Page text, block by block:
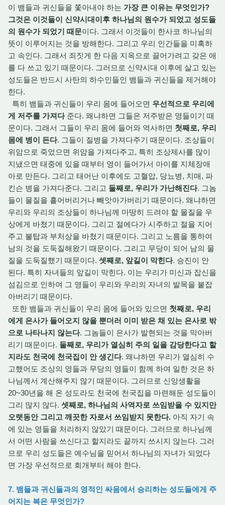
이 뱀들과 귀신들을 쫓아내야 하는 가장 큰 이유는 무엇인가?
그것은 이것들이 신약시대이후 하나님의 원수가 되었고 성도들
의 원수가 되었기 때문이다. 그래서 이것들이 한사코 하나님의
뜻이 이루어지는 것을 방해한다. 그리고 우리 인간들을 미혹하
고 속인다. 그래서 죄짓게 한 다음 지옥으로 끌어가려고 갖은 애
를 다 쓰고 있기 때문이다. 그러므로 신약시대 이후에 살고 있는
성도들은 반드시 사탄의 하수인들인 뱀들과 귀신들을 제거해야
한다.
특히 뱀들과 귀신들이 우리 몸에 들어오면 우선적으로 우리에
게 저주를 가져다준다. 왜냐하면 그들은 저주받은 영들이기 때
문이다. 그래서 그들이 우리 몸에 들어와 역사하면 첫째로, 우리
몸에 병이 든다. 그들이 질병을 가져다주기 때문이다. 조상들이
위암으로 죽었으면 위암을 가져다주고, 특히 조상제사를 많이
지냈으면 태중에 있을 때부터 영이 들어가서 아이를 지체장애
아로 만든다. 그리고 태어난 이후에도 고혈압, 당뇨병, 치매, 파
킨슨 병을 가져다준다. 그리고 둘째로, 우리가 가난해진다. 그놈
들이 물질을 흩어버리거나 빼앗아가버리기 때문이다. 왜냐하면
우리와 우리의 조상들이 하나님께 마땅히 드려야 할 물질을 우
상에게 바쳤기 때문이다. 그리고 절에다가 시주하고 절을 지어
주고 불탑과 부처상을 바쳤기 때문이다. 그리고 노름을 통하여
남의 것을 도둑질해왔기 때문이다. 그리고 무당이 되어 남의 물
질을 도둑질했기 때문이다. 셋째로, 앞길이 막힌다. 승진이 안
된다. 특히 자녀들의 앞길이 막힌다. 이는 우리가 미신과 잡신을
섬김으로 인하여 그 영들이 우리와 우리의 자녀의 발목을 붙잡
아버리기 때문이다.
또한 뱀들과 귀신들이 우리 몸에 들어와 있으면 첫째로, 우리
에게 은사가 들어오지 않을 뿐더러 이미 받은 채 있는 은사로 밖
으로 나타나지 않는다. 그놈들이 은사가 발현되는 것을 막아버
리기 때문이다. 둘째로, 우리가 열심히 주의 일을 감당한다고 할
지라도 천국에 천국집이 안 생긴다. 왜냐하면 우리가 열심히 수
고했어도 조상의 영들과 무당의 영들이 함께 하여 일한 것은 하
나님께서 계산해주지 않기 때문이다. 그러므로 신앙생활을
20~30년을 해 온 성도라도 천국에 천국집을 마련해둔 성도들이
그리 많지 않다. 셋째로, 하나님의 사역자로 쓰임받을 수 있지만
오랫동안 그리고 깨끗한 자로서 쓰임받지 못한다. 아직 자기 속
에 있는 영들을 처리하지 않았기 때문이다. 그러므로 하나님께
서 어떤 사람을 쓰신다고 할지라도 끝까지 쓰시지 않는다. 그러
므로 우리 성도들은 예수님을 믿어서 하나님의 자녀가 되었다
면 가장 우선적으로 회개부터 해야 한다.
7. 뱀들과 귀신들과의 영적인 싸움에서 승리하는 성도들에게 주
어지는 복은 무엇인가?